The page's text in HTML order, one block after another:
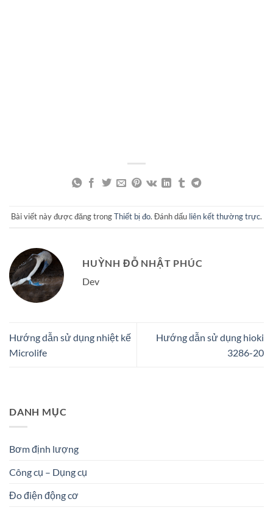
Bài viết này được đăng trongThiết bị đo. Đánh dấu liên kết thường trực.
HUỲNH ĐỖ NHẬT PHÚC
Dev
Hướng dẫn sử dụng nhiệt kế
Microlife
Hướng dẫn sử dụng hioki
3286-20
DANH MỤC
Bơm định lượng
Công cụ – Dụng cụ
Đo điện động cơ